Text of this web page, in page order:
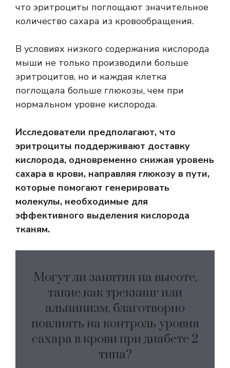
что эритроциты поглощают значительное
количество сахара из кровообращения.
В условиях низкого содержания кислорода
мыши не только производили больше
эритроцитов, но и каждая клетка
поглощала больше глюкозы, чем при
нормальном уровне кислорода.
Исследователи предполагают, что
эритроциты поддерживают доставку
кислорода, одновременно снижая уровень
сахара в крови, направляя глюкозу в пути,
которые помогают генерировать
молекулы, необходимые для
эффективного выделения кислорода
тканям.
Могут ли занятия на высоте,
такие как треккинг или
альпинизм, благотворно
повлиять на контроль уровня
сахара в крови при диабете 2
типа?